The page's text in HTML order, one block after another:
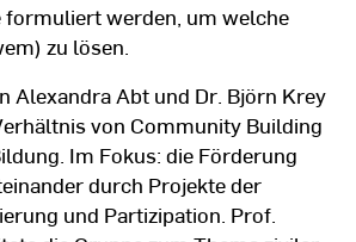
formuliert werden, um welche
zu lösen.
Alexandra Abt und Dr. Björn Krey
von Community Building
Im Fokus: die Förderung
durch Projekte der
und Partizipation. Prof.